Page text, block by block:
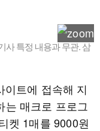
사 특정 내용과 무관. 삼
트에 접속해 지
는 매크로 프로그
켓 1매를 9000원